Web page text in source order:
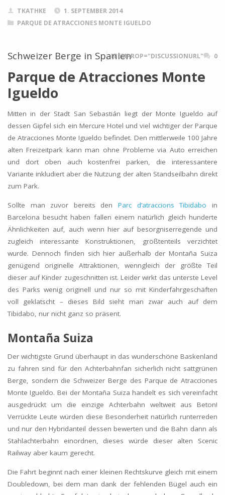
TKATHKE
1. SEPTEMBER 2014
PARQUE DE ATRACCIONES MONTE IGUELDO
Schweizer Berge in SpanienITEMPROP="DISCUSSIONURL" 0
Parque de Atracciones Monte
Igueldo
Mitten in der Stadt San Sebastián liegt der Monte Igueldo auf
dessen Gipfel sich ein Mercure Hotel und viel wichtiger der Parque
de Atracciones Monte Igueldo befindet. Den mittlerweile 100 Jahre
alten Freizeitpark kann man ohne Probleme via Auto erreichen
und dort oben auch kostenfrei parken, die interessantere
Variante inkludiert aber die Nutzung der alten Standseilbahn direkt
zum Park.
Sollte man zuvor bereits denParc d’atraccions Tibidabo in
Barcelona besucht haben fallen einem natürlich gleich hunderte
Ähnlichkeiten auf, auch wenn hier auf besorgniserregende und
zugleich interessante Konstruktionen, größtenteils verzichtet
wurde. Dennoch finden sich hier außerhalb der Montaña Suiza
genügend originelle Attraktionen, wenngleich der größte Teil
dieser auf Kinder zugeschnitten ist. Leider wirkt das unterste Level
des Parks wenig originell und nur so mit Kinderfahrgeschäften
voll geklatscht – dieses Bild sieht man zwar auch auf dem
Tibidabo, nur nicht ganz so präsent.
Montaña Suiza
Der wichtigste Grund überhaupt in das wunderschöne Baskenland
zu fahren sind für den Achterbahnfan sicherlich nicht sattgrünen
Berge, sondern die Schweizer Berge des Parque de Atracciones
Monte Igueldo. Bei der Montaña Suiza handelt es sich vereinfacht
ausgedrückt um die einzige Achterbahn weltweit aus Beton!
Verrückte Leute würden diese Besonderheit natürlich runterreden
und nur den Hybridanteil dessen bewerten und die Bahn dann als
Stahlachterbahn einordnen, dieses würde dieser alten Scenic
Railway aber kaum gerecht.
Die Fahrt beginnt nach einer kleinen Rechtskurve gleich mit einem
Doubledown, bei dem man dank der fehlenden Bügel auch ein